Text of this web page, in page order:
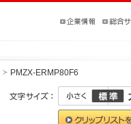
PMZX-ERMP80F6